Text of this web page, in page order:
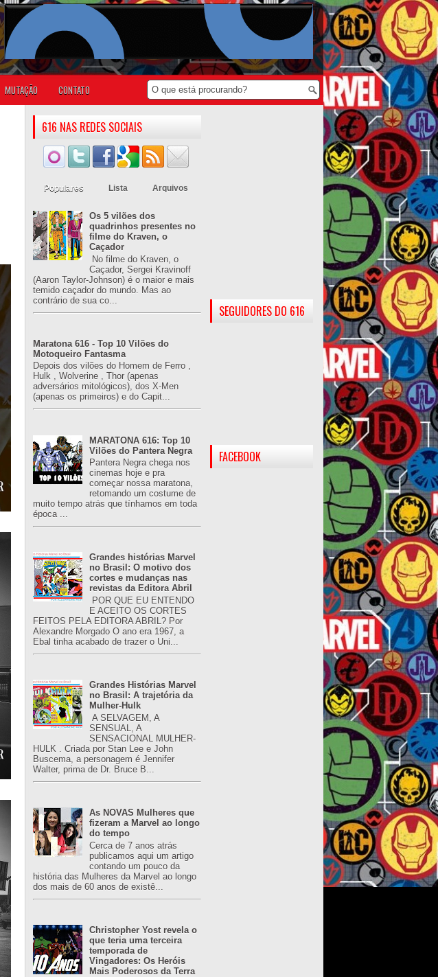
MUTAÇÃO CONTATO
616 NAS REDES SOCIAIS
Populares Lista Arquivos
Os 5 vilões dos
quadrinhos presentes no
filme do Kraven, o
Caçador
No filme do Kraven, o
Caçador, Sergei Kravinoff
(Aaron Taylor-Johnson) é o maior e mais
temido caçador do mundo. Mas ao
contrário de sua co...
Maratona 616 - Top 10 Vilões do
Motoqueiro Fantasma
Depois dos vilões do Homem de Ferro ,
Hulk , Wolverine , Thor (apenas
adversários mitológicos), dos X-Men
(apenas os primeiros) e do Capit...
MARATONA 616: Top 10
Vilões do Pantera Negra
Pantera Negra chega nos
cinemas hoje e pra
começar nossa maratona,
retomando um costume de
muito tempo atrás que tínhamos em toda
época ...
Grandes histórias Marvel
no Brasil: O motivo dos
cortes e mudanças nas
revistas da Editora Abril
POR QUE EU ENTENDO
E ACEITO OS CORTES
FEITOS PELA EDITORA ABRIL? Por
Alexandre Morgado O ano era 1967, a
Ebal tinha acabado de trazer o Uni...
Grandes Histórias Marvel
no Brasil: A trajetória da
Mulher-Hulk
A SELVAGEM, A
SENSUAL, A
SENSACIONAL MULHER-
HULK . Criada por Stan Lee e John
Buscema, a personagem é Jennifer
Walter, prima de Dr. Bruce B...
As NOVAS Mulheres que
fizeram a Marvel ao longo
do tempo
Cerca de 7 anos atrás
publicamos aqui um artigo
contando um pouco da
história das Mulheres da Marvel ao longo
dos mais de 60 anos de existê...
Christopher Yost revela o
que teria uma terceira
temporada de
Vingadores: Os Heróis
Mais Poderosos da Terra
SEGUIDORES DO 616
FACEBOOK